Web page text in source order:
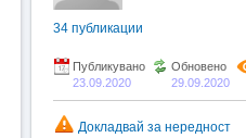
34 публикации
Публикувано
23.09.2020
Обновено
29.09.2020
Докладвай за нередност